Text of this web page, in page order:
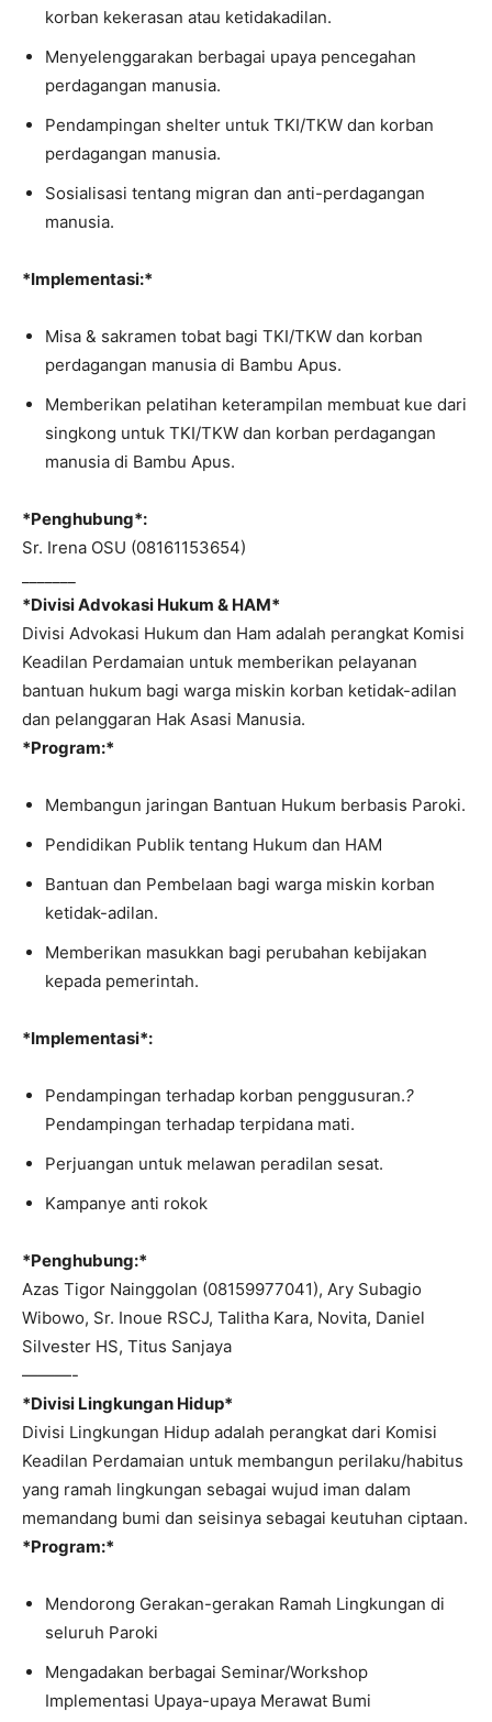
korban kekerasan atau ketidakadilan.
Menyelenggarakan berbagai upaya pencegahan
perdagangan manusia.
Pendampingan shelter untuk TKI/TKW dan korban
perdagangan manusia.
Sosialisasi tentang migran dan anti-perdagangan
manusia.
*Implementasi:*
Misa & sakramen tobat bagi TKI/TKW dan korban
perdagangan manusia di Bambu Apus.
Memberikan pelatihan keterampilan membuat kue dari
singkong untuk TKI/TKW dan korban perdagangan
manusia di Bambu Apus.
*Penghubung*:
Sr. Irena OSU (08161153654)
*Divisi Advokasi Hukum & HAM*
Divisi Advokasi Hukum dan Ham adalah perangkat Komisi
Keadilan Perdamaian untuk memberikan pelayanan
bantuan hukum bagi warga miskin korban ketidak-adilan
dan pelanggaran Hak Asasi Manusia.
*Program:*
Membangun jaringan Bantuan Hukum berbasis Paroki.
Pendidikan Publik tentang Hukum dan HAM
Bantuan dan Pembelaan bagi warga miskin korban
ketidak-adilan.
Memberikan masukkan bagi perubahan kebijakan
kepada pemerintah.
*Implementasi*:
Pendampingan terhadap korban penggusuran.?
Pendampingan terhadap terpidana mati.
Perjuangan untuk melawan peradilan sesat.
Kampanye anti rokok
*Penghubung:*
Azas Tigor Nainggolan (08159977041), Ary Subagio
Wibowo, Sr. Inoue RSCJ, Talitha Kara, Novita, Daniel
Silvester HS, Titus Sanjaya
———-
*Divisi Lingkungan Hidup*
Divisi Lingkungan Hidup adalah perangkat dari Komisi
Keadilan Perdamaian untuk membangun perilaku/habitus
yang ramah lingkungan sebagai wujud iman dalam
memandang bumi dan seisinya sebagai keutuhan ciptaan.
*Program:*
Mendorong Gerakan-gerakan Ramah Lingkungan di
seluruh Paroki
Mengadakan berbagai Seminar/Workshop
Implementasi Upaya-upaya Merawat Bumi